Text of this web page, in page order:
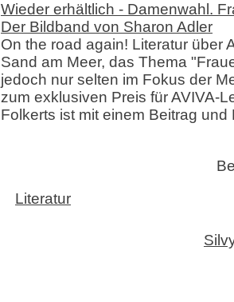
Wieder erhältlich - Damenwahl.
Der Bildband von Sharon Adler
On the road again! Literatur über
Sand am Meer, das Thema
jedoch nur selten im Fokus der
zum exklusiven Preis für AVIVA-
Folkerts ist mit einem Beitrag
Literatur